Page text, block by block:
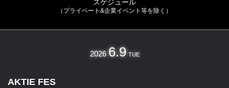
スケジュール
（プライベート&企業イベント等を除く）
2026 6.9 TUE
AKTIE FES